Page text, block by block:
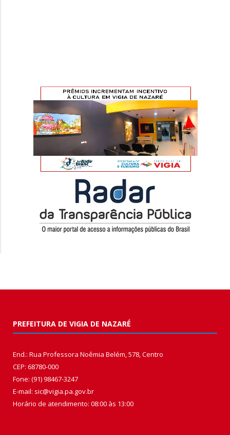
PREFEITURA DE VIGIA DE NAZARÉ
End.: Rua Professora Noêmia Belém, 578, Centro
CEP: 68780-000
Fone: (91) 98467-3247
E-mail: sic@vigia.pa.gov.br
Horário de atendimento: 08:00 às 13:00